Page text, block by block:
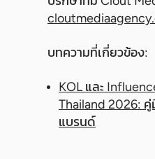
บทความที่เกี่ยวข้อง:
KOL และ
Thailand 2026:
แบรนด์